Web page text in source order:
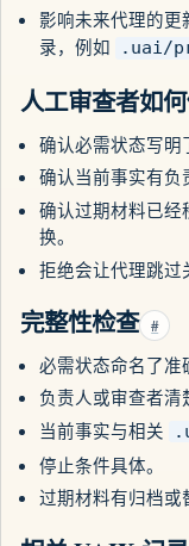
影响未来代理的更
录，例如
.uai/
人工审查者如
确认必需状态写明
确认当前事实有负
确认过期材料已经
换。
拒绝会让代理跳过
完整性检查 #
必需状态命名了准
负责人或审查者清
当前事实与相关
停止条件具体。
过期材料有归档或